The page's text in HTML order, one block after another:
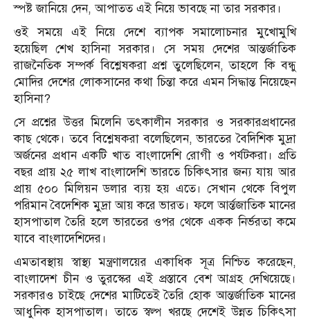
স্পষ্ট জানিয়ে দেন, আপাতত এই নিয়ে ভাবছে না তার সরকার।
ওই সময়ে এই নিয়ে দেশে ব্যাপক সমালোচনার মুখোমুখি
হয়েছিল শেখ হাসিনা সরকার। সে সময় দেশের আন্তর্জাতিক
রাজনৈতিক সম্পর্ক বিশ্লেষকরা প্রশ্ন তুলেছিলেন, তাহলে কি বন্ধু
মোদির দেশের লোকসানের কথা চিন্তা করে এমন সিদ্ধান্ত নিয়েছেন
হাসিনা?
সে প্রশ্নের উত্তর মিলেনি তৎকালীন সরকার ও সরকারপ্রধানের
কাছ থেকে। তবে বিশ্লেষকরা বলেছিলেন, ভারতের বৈদিশিক মুদ্রা
অর্জনের প্রধান একটি খাত বাংলাদেশি রোগী ও পর্যটকরা। প্রতি
বছর প্রায় ২৫ লাখ বাংলাদেশি ভারতে চিকিৎসার জন্য যায় আর
প্রায় ৫০০ মিলিয়ন ডলার ব্যয় হয় এতে। সেখান থেকে বিপুল
পরিমান বৈদেশিক মুদ্রা আয় করে ভারত। ফলে আর্ন্তজাতিক মানের
হাসপাতাল তৈরি হলে ভারতের ওপর থেকে একক নির্ভরতা কমে
যাবে বাংলাদেশিদের।
এমতাবস্থায় স্বাস্থ্য মন্ত্রণালয়ের একাধিক সূত্র নিশ্চিত করেছেন,
বাংলাদেশ চীন ও তুরস্কের এই প্রস্তাবে বেশ আগ্রহ দেখিয়েছে।
সরকারও চাইছে দেশের মাটিতেই তৈরি হোক আন্তর্জাতিক মানের
আধুনিক হাসপাতাল। তাতে স্বল্প খরছে দেশেই উন্নত চিকিৎসা